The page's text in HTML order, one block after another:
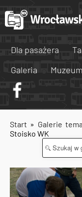
Dla pasażera
Galeria
Start » Galerie
Stoisko WK